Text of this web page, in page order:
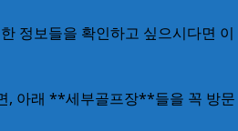
정보들을 확인하고 싶으시다면 이
, 아래 **세부골프장**들을 꼭 방문